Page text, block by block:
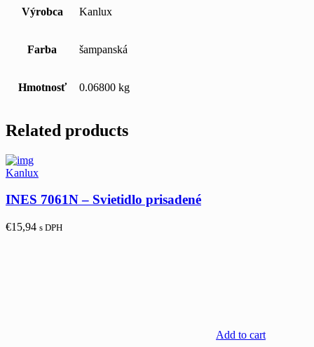
Výrobca Kanlux
Farba šampanská
Hmotnosť 0.06800 kg
Related products
Kanlux
INES 7061N – Svietidlo prisadené
€15,94 s DPH
Add to cart